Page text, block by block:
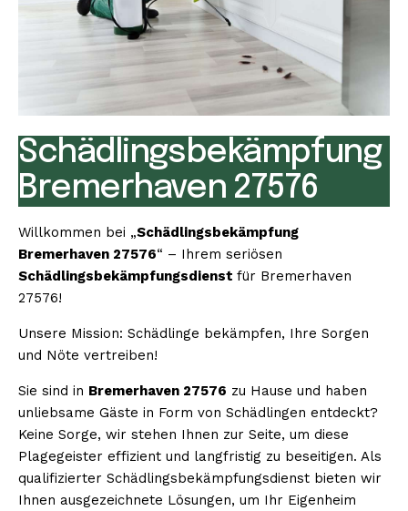
Schädlingsbekämpfung
Bremerhaven 27576
Willkommen bei „Schädlingsbekämpfung
Bremerhaven 27576“ – Ihrem seriösen
Schädlingsbekämpfungsdienst für Bremerhaven
27576!
Unsere Mission: Schädlinge bekämpfen, Ihre Sorgen
und Nöte vertreiben!
Sie sind in Bremerhaven 27576 zu Hause und haben
unliebsame Gäste in Form von Schädlingen entdeckt?
Keine Sorge, wir stehen Ihnen zur Seite, um diese
Plagegeister effizient und langfristig zu beseitigen. Als
qualifizierter Schädlingsbekämpfungsdienst bieten wir
Ihnen ausgezeichnete Lösungen, um Ihr Eigenheim